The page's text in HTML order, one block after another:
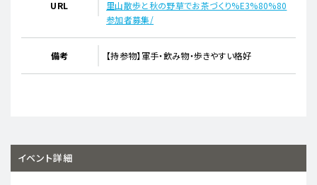
URL
里山散歩と秋の野草でお茶づくり%E3%80%80
参加者募集/
備考 【持参物】軍手・飲み物・歩きやすい格好
イベント詳細